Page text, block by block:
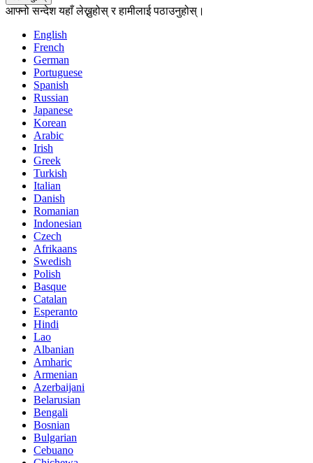
आफ्नो सन्देश यहाँ लेख्नुहोस् र हामीलाई पठाउनुहोस्।
English
French
German
Portuguese
Spanish
Russian
Japanese
Korean
Arabic
Irish
Greek
Turkish
Italian
Danish
Romanian
Indonesian
Czech
Afrikaans
Swedish
Polish
Basque
Catalan
Esperanto
Hindi
Lao
Albanian
Amharic
Armenian
Azerbaijani
Belarusian
Bengali
Bosnian
Bulgarian
Cebuano